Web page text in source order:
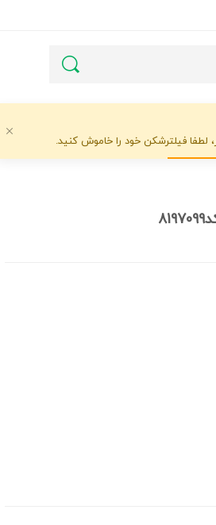
لطفا فیلترشکن خود را خاموش کنید.